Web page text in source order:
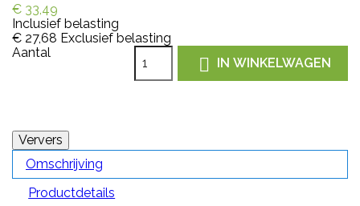
€ 33,49
Inclusief belasting
€ 27,68 Exclusief belasting
Aantal
 IN WINKELWAGEN
Omschrijving
Productdetails